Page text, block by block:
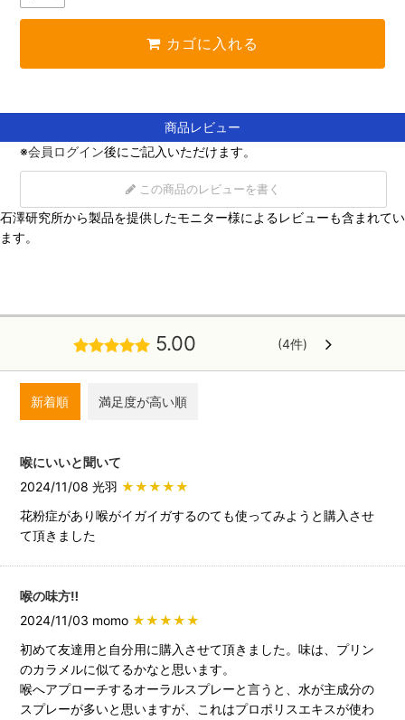
カゴに入れる
商品レビュー
※会員ログイン後にご記入いただけます。
この商品のレビューを書く
石澤研究所から製品を提供したモニター様によるレビューも含まれてい
ます。
5.00 (4件)
新着順 満足度が高い順
喉にいいと聞いて
2024/11/08 光羽 ★★★★★
花粉症があり喉がイガイガするのても使ってみようと購入させ
て頂きました
喉の味方‼︎
2024/11/03 momo ★★★★★
初めて友達用と自分用に購入させて頂きました。味は、プリン
のカラメルに似てるかなと思います。
喉へアプローチするオーラルスプレーと言うと、水が主成分の
スプレーが多いと思いますが、これはプロポリスエキスが使わ